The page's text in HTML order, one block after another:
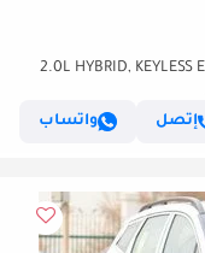
كيا سبورتيج 2.0L HYBRID, KEYLESS ENTRY, PUSH START,LEATHER SEAT,
إتصل
واتساب